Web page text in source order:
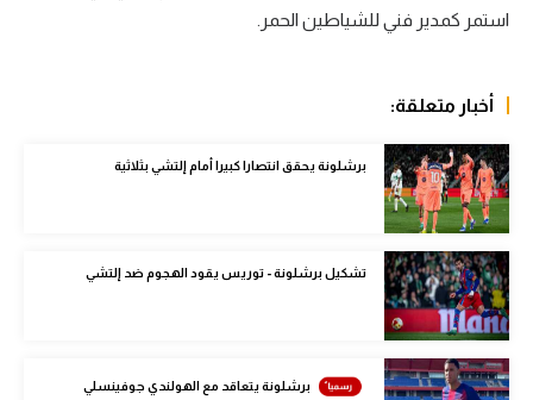
كرة سلة
الوطن العربي
في المونديال
رياضة نسائية
آسيا
أمريكا
استمر كمدير فني للشياطين الحمر.
أخبار متعلقة:
برشلونة يحقق انتصارا كبيرا أمام إلتشي بثلاثية
تشكيل برشلونة - توريس يقود الهجوم ضد إلتشي
برشلونة يتعاقد مع الهولندي جوفينسلي